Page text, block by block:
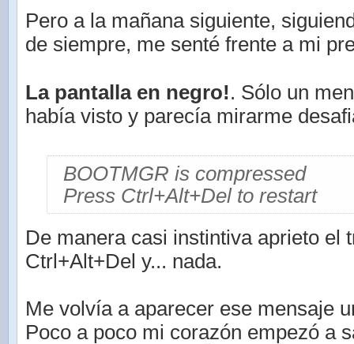
Pero a la mañana siguiente,
de siempre, me senté frente a mi
La pantalla en negro!. Sólo un
había visto y parecía mirarme
BOOTMGR is compressed
Press Ctrl+Alt+Del to restart
De manera casi instintiva aprieto el
Ctrl+Alt+Del y... nada.
Me volvía a aparecer ese mensaje
Poco a poco mi corazón empezó a